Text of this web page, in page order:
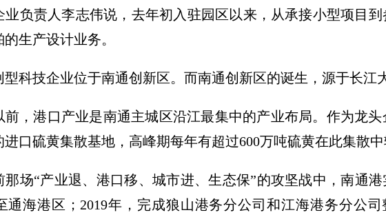
业负责人李志伟说，去年初入驻园区以来，从承接小型项目
生产设计业务。
型科技企业位于南通创新区。而南通创新区的诞生，源于长江
前，港口产业是南通主城区沿江最集中的产业布局。作为龙
口硫黄集散基地，高峰期每年有超过600万吨硫黄在此集散中
那场“产业退、港口移、城市进、生态保”的攻坚战中，南通
通海港区；2019年，完成狼山港务分公司和江海港务分公